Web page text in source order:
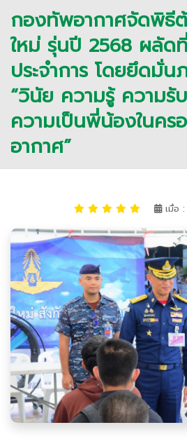
กองทัพอากาศจัดพิธี
ใหม่ รุ่นปี 2568 ผลัด
ประจำการ โดยยึดมั่น
“วินัย ความรู้ ความรั
ความเป็นพี่น้องในค
อากาศ”
เมื่อ :